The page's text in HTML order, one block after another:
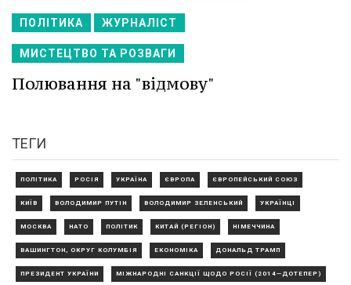
ПОЛІТИКА ЖУРНАЛІСТ
МИСТЕЦТВО ТА РОЗВАГИ
Полювання на "відмову"
ТЕГИ
ПОЛІТИКА РОСІЯ УКРАЇНА ЄВРОПА ЄВРОПЕЙСЬКИЙ СОЮЗ
КИЇВ ВОЛОДИМИР ПУТІН ВОЛОДИМИР ЗЕЛЕНСЬКИЙ УКРАЇНЦІ
МОСКВА НАТО ПОЛІТИК КИТАЙ (РЕГІОН) НІМЕЧЧИНА
ВАШИНГТОН, ОКРУГ КОЛУМБІЯ ЕКОНОМІКА ДОНАЛЬД ТРАМП
ПРЕЗИДЕНТ УКРАЇНИ МІЖНАРОДНІ САНКЦІЇ ЩОДО РОСІЇ (2014—ДОТЕПЕР)